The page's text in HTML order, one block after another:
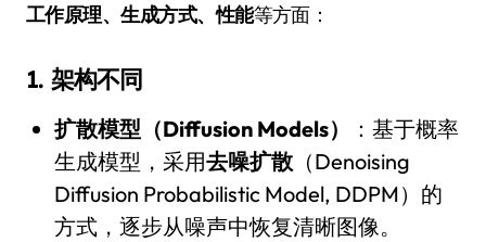
工作原理、生成方式、性能等方面：
1. 架构不同
扩散模型（Diffusion Models）
：基于概率
生成模型，采用去噪扩散（Denoising
Diffusion Probabilistic Model, DDPM）的
方式，逐步从噪声中恢复清晰图像。